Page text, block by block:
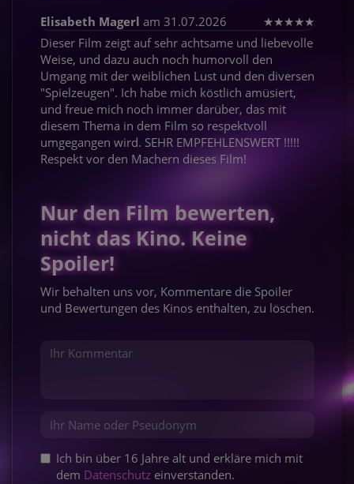
Elisabeth Magerl am 31.07.2026 ★★★★★
Dieser Film zeigt auf sehr achtsame und liebevolle
Weise, und dazu auch noch humorvoll den
Umgang mit der weiblichen Lust und den diversen
"Spielzeugen". Ich habe mich köstlich amüsiert,
und freue mich noch immer darüber, das mit
diesem Thema in dem Film so respektvoll
umgegangen wird. SEHR EMPFEHLENSWERT !!!!!
Respekt vor den Machern dieses Film!
Nur den Film bewerten,
nicht das Kino. Keine
Spoiler!
Wir behalten uns vor, Kommentare die Spoiler
und Bewertungen des Kinos enthalten, zu löschen.
Ich bin über 16 Jahre alt und erkläre mich mit
dem Datenschutz einverstanden.